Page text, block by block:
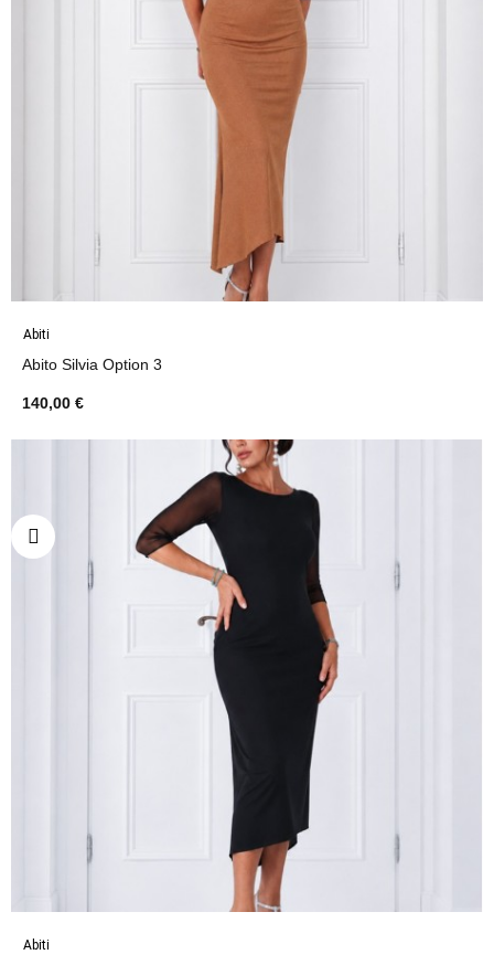
Abiti
Abito Silvia Option 3
140,00 €
Abiti